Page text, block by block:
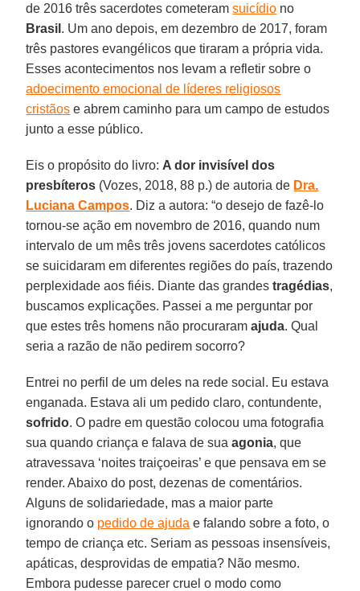
de 2016 três sacerdotes cometeramsuicídio no
Brasil . Um ano depois, em dezembro de 2017, foram
três pastores evangélicos que tiraram a própria vida.
Esses acontecimentos nos levam a refletir sobre o
adoecimento emocional de líderes religiosos
cristãos e abrem caminho para um campo de estudos
junto a esse público.
Eis o propósito do livro: A dor invisível dos
presbíteros (Vozes, 2018, 88 p.) de autoria de Dra.
Luciana Campos. Diz a autora: “o desejo de fazê-lo
tornou-se ação em novembro de 2016, quando num
intervalo de um mês três jovens sacerdotes católicos
se suicidaram em diferentes regiões do país, trazendo
perplexidade aos fiéis. Diante das grandestragédias,
buscamos explicações. Passei a me perguntar por
que estes três homens não procuraramajuda. Qual
seria a razão de não pedirem socorro?
Entrei no perfil de um deles na rede social. Eu estava
enganada. Estava ali um pedido claro, contundente,
sofrido. O padre em questão colocou uma fotografia
sua quando criança e falava de suaagonia, que
atravessava ‘noites traiçoeiras’ e que pensava em se
render. Abaixo do post, dezenas de comentários.
Alguns de solidariedade, mas a maior parte
ignorando o pedido de ajuda e falando sobre a foto, o
tempo de criança etc. Seriam as pessoas insensíveis,
apáticas, desprovidas de empatia? Não mesmo.
Embora pudesse parecer cruel o modo como